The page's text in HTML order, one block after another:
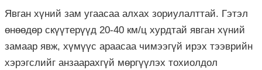
Явган хүний зам угаасаа алхах зориулалттай. Гэтэл
өнөөдөр скүүтерүүд 20-40 км/ц хурдтай явган хүний
замаар явж, хүмүүс араасаа чимээгүй ирэх тээврийн
хэрэгслийг анзаарахгүй мөргүүлэх тохиолдол